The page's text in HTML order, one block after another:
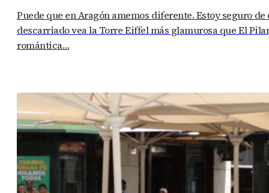
Puede que en Aragón amemos diferente. Estoy seguro
descarriado vea la Torre Eiffel más glamurosa que El
romántica…